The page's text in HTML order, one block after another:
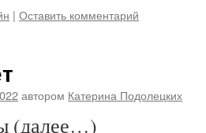
| Оставить комментарий
автором Катерина Подолецких
(далее…)